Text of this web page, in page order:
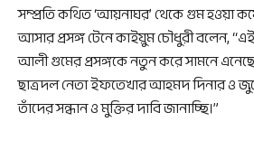
সম্প্রতি কথিত ‘আয়নাঘর’ থেকে গুম হওয়া
আসার প্রসঙ্গ টেনে কাইয়ুম চৌধুরী বলেন,
আলী গুমের প্রসঙ্গকে নতুন করে সামনে
ছাত্রদল নেতা ইফতেখার আহমদ দিনার ও
তাঁদের সন্ধান ও মুক্তির দাবি জানাচ্ছি।”